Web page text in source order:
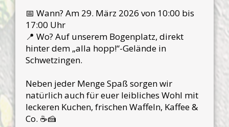
📅 Wann? Am 29. März 2026 von 10:00 bis
17:00 Uhr
📍 Wo? Auf unserem Bogenplatz, direkt
hinter dem „alla hopp!“-Gelände in
Schwetzingen.
Neben jeder Menge Spaß sorgen wir
natürlich auch für euer leibliches Wohl mit
leckeren Kuchen, frischen Waffeln, Kaffee &
Co. ☕🍰